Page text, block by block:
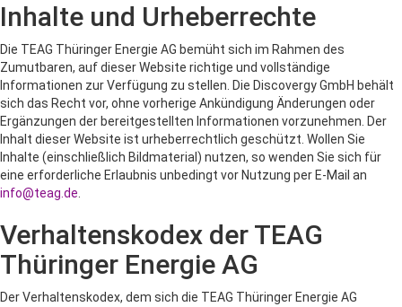
Inhalte und Urheberrechte
Die TEAG Thüringer Energie AG bemüht sich im Rahmen des
Zumutbaren, auf dieser Website richtige und vollständige
Informationen zur Verfügung zu stellen. Die Discovergy GmbH behält
sich das Recht vor, ohne vorherige Ankündigung Änderungen oder
Ergänzungen der bereitgestellten Informationen vorzunehmen. Der
Inhalt dieser Website ist urheberrechtlich geschützt. Wollen Sie
Inhalte (einschließlich Bildmaterial) nutzen, so wenden Sie sich für
eine erforderliche Erlaubnis unbedingt vor Nutzung per E-Mail an
info@teag.de
Verhaltenskodex der TEAG
Thüringer Energie AG
Der Verhaltenskodex, dem sich die TEAG Thüringer Energie AG